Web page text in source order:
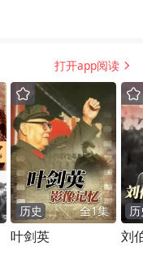
打开app阅读
历史 全1集
叶剑英 刘